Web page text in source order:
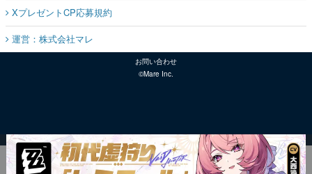
XプレゼントCP応募規約
運営：株式会社マレ
お問い合わせ
©Mare Inc.